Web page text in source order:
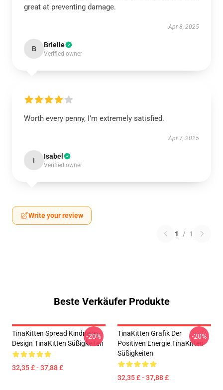
great at preventing damage.
Apr 8, 2025
B Brielle
Verified owner
Worth every penny, I’m extremely satisfied.
Apr 7, 2025
I Isabel
Verified owner
Write your review
1 / 1
Beste Verkäufer Produkte
TinaKitten Spread Kindness
Design TinaKitten Süßigkeiten
32,35 £ - 37,88 £
-20%
TinaKitten Grafik Der
Positiven Energie TinaKitten
Süßigkeiten
32,35 £ - 37,88 £
-20%